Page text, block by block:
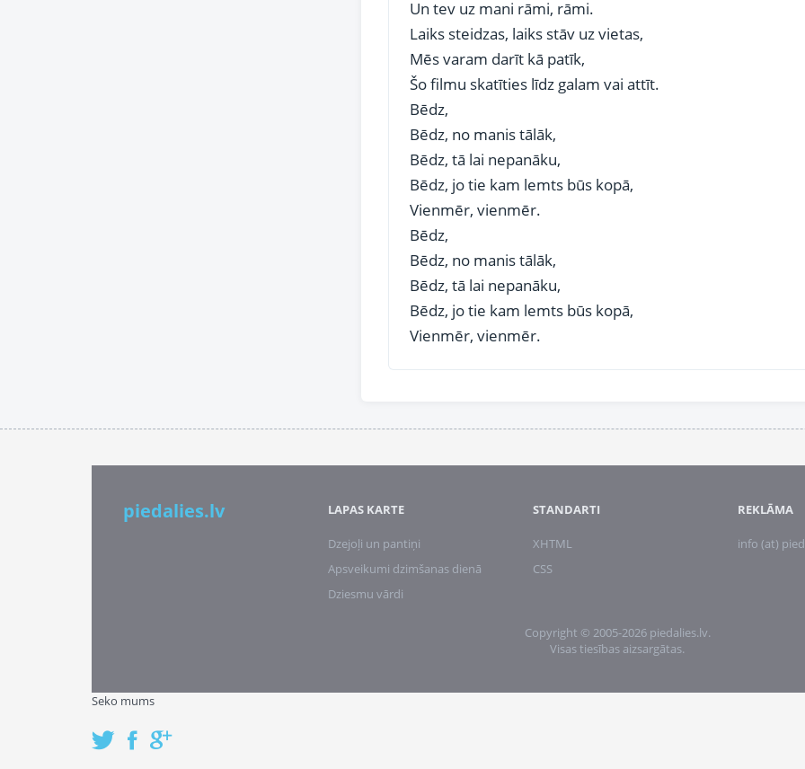
Un tev uz mani rāmi, rāmi.
Laiks steidzas, laiks stāv uz vietas,
Mēs varam darīt kā patīk,
Šo filmu skatīties līdz galam vai attīt.
Bēdz,
Bēdz, no manis tālāk,
Bēdz, tā lai nepanāku,
Bēdz, jo tie kam lemts būs kopā,
Vienmēr, vienmēr.
Bēdz,
Bēdz, no manis tālāk,
Bēdz, tā lai nepanāku,
Bēdz, jo tie kam lemts būs kopā,
Vienmēr, vienmēr.
piedalies.lv LAPAS KARTE
Dzejoļi un pantiņi
Apsveikumi dzimšanas dienā
Dziesmu vārdi
STANDARTI
XHTML
CSS
REKLĀMA
info (at)
Copyright © 2005-2026 piedalies.lv.
Visas tiesības aizsargātas.
Seko mums